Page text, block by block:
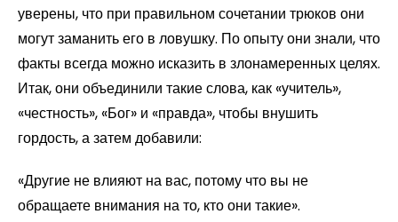
уверены, что при правильном сочетании трюков они
могут заманить его в ловушку. По опыту они знали, что
факты всегда можно исказить в злонамеренных целях.
Итак, они объединили такие слова, как «учитель»,
«честность», «Бог» и «правда», чтобы внушить
гордость, а затем добавили:
«Другие не влияют на вас, потому что вы не
обращаете внимания на то, кто они такие».